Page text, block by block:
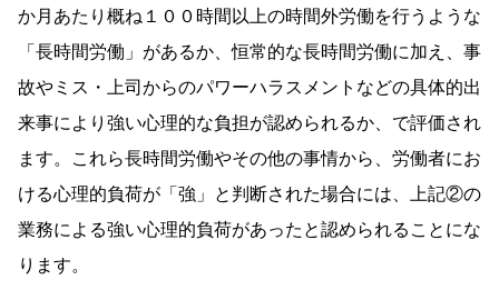
か月あたり概ね１００時間以上の時間外労働を行うような
「長時間労働」があるか、恒常的な長時間労働に加え、事
故やミス・上司からのパワーハラスメントなどの具体的出
来事により強い心理的な負担が認められるか、で評価され
ます。これら長時間労働やその他の事情から、労働者にお
ける心理的負荷が「強」と判断された場合には、上記②の
業務による強い心理的負荷があったと認められることにな
ります。